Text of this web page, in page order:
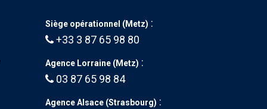
Siège opérationnel (Metz) :
+33 3 87 65 98 80
Agence Lorraine (Metz) :
03 87 65 98 84
Agence Alsace (Strasbourg) :